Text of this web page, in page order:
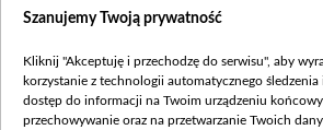
Dostępność
Procedura zgłoszeń
Szanujemy Twoją prywatność
Kliknij "Akceptuję i przechodzę do serwisu", aby
korzystanie z technologii automatycznego śledzenia
dostęp do informacji na Twoim urządzeniu
przechowywanie oraz na przetwarzanie Twoich